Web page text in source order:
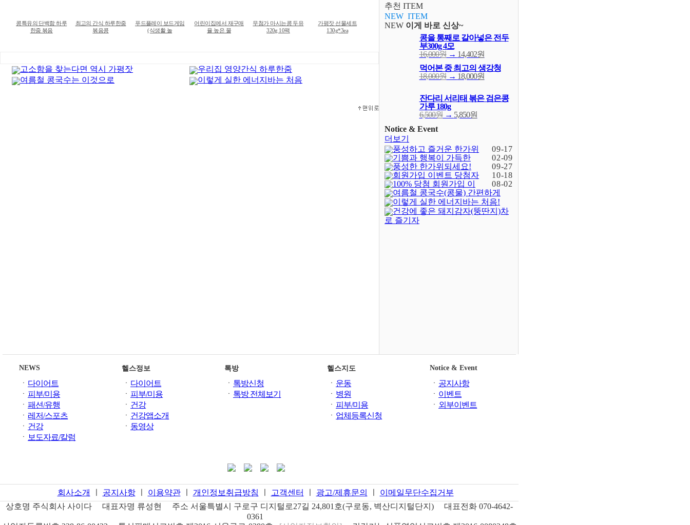
콩특유의 단백함 하루
한줌 볶음
최고의 간식 하루한줌
볶음콩
푸드플레이 보드게임
(식생활 놀
어린이집에서 재구매
율 높은 물
무첨가 마시는콩 두유
320g 10팩
가평잣 선물세트
130g*3ea
고소함을 찾는다면 역시 가평잣
우리집 영양간식 하루한줌
여름철 콩국수는 이것으로
이렇게 실한 에너지바는 처음
추천 ITEM
NEW ITEM
NEW 이게 바로 신상~
콩을 통째로 갈아넣은 전두
부300g 4모
16,000원→ 14,402원
먹어본 중 최고의 생강청
18,000원→ 18,000원
잔다리 서리태 볶은 검은콩
가루 180g
6,500원→ 5,850원
Notice & Event
더보기
풍성하고 즐거운 한가위
되세요! (-402)
09-17
기쁨과 행복이 가득한
새해되세요!
02-09
풍성한 한가위되세요!
09-27
회원가입 이벤트 당첨자
발표 (4)
10-18
100% 당첨 회원가입 이
벤트(종료) (23)
08-02
여름철 콩국수(콩물) 간편하게
이렇게 실한 에너지바는 처음!
건강에 좋은 돼지감자(뚱딴지)차
로 즐기자
NEWS
ㆍ 다이어트
ㆍ 피부/미용
ㆍ 패션/유행
ㆍ 레저/스포츠
ㆍ 건강
ㆍ 보도자료/칼럼
헬스정보
ㆍ 다이어트
ㆍ 피부/미용
ㆍ 건강
ㆍ 건강앱소개
ㆍ 동영상
톡방
ㆍ 톡방신청
ㆍ 톡방 전체보기
헬스지도
ㆍ 운동
ㆍ 병원
ㆍ 피부/미용
ㆍ 업체등록신청
Notice & Event
ㆍ 공지사항
ㆍ 이벤트
ㆍ 외부이벤트
회사소개 공지사항ㅣ 이용약관ㅣ 개인정보취급방침 고객센터 광고/제휴문의
이메일무단수집거부
상호명 주식회사 사이다 대표자명 류성현 주소 서울특별시 구로구 디지털로27길 24,801호(구로동, 벽산디지털단지) 대표전화 070-4642-
0361